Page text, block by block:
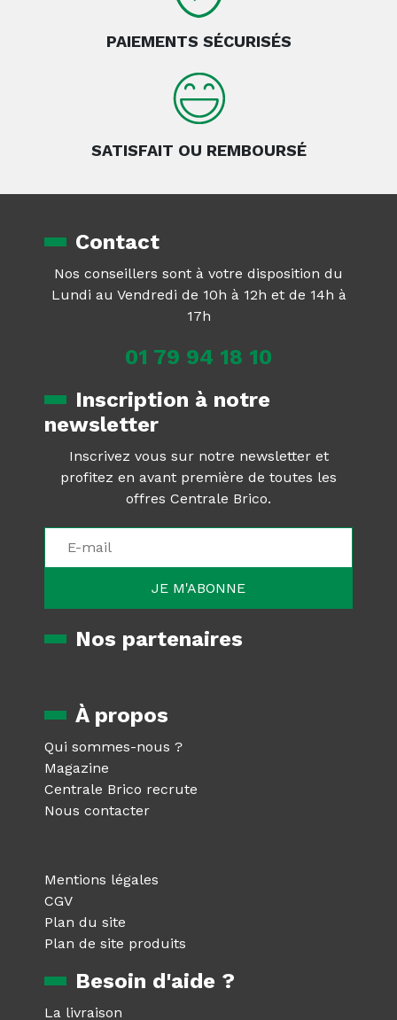
PAIEMENTS SÉCURISÉS
SATISFAIT OU REMBOURSÉ
Contact
Nos conseillers sont à votre disposition du
Lundi au Vendredi de 10h à 12h et de 14h à
17h
01 79 94 18 10
Inscription à notre
newsletter
Inscrivez vous sur notre newsletter et
profitez en avant première de toutes les
offres Centrale Brico.
Nos partenaires
À propos
Qui sommes-nous ?
Magazine
Centrale Brico recrute
Nous contacter
Mentions légales
CGV
Plan du site
Plan de site produits
Besoin d'aide ?
La livraison